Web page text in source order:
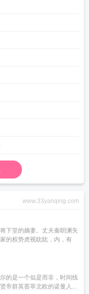
www.33yanqing.com
下堂的嫡妻。丈夫秦眀渊失
的权势虎视眈眈，内，有
的是一个似是而非，时间线
帝群英荟萃北欧的诺曼人...